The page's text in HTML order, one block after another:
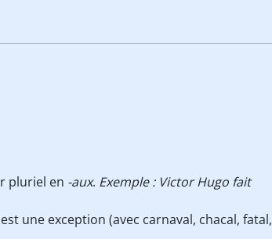
pluriel en -aux. Exemple : Victor Hugo fait
une exception (avec carnaval, chacal, fatal,